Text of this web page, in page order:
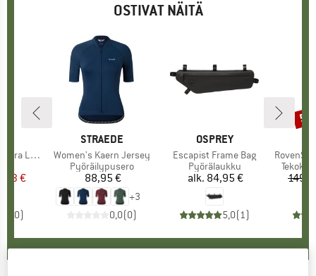
OSTIVAT NÄITÄ
Backpack
hinta
€
0)
MERKKI
STRAEDE
Tuote
Women's Kaern Jersey
Tuoteryhmä
Pyöräilypusero
Hinta
88,95 €
+3
0,0(0)
MERKKI
OSPREY
Tuote
Escapist Frame Bag
Tuoteryhmä
Pyörälaukku
Hinta
alk. 84,95 €
5,0(1)
Tuote
RovenSt. Lite